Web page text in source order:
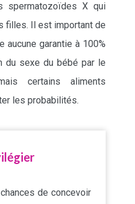
spermatozoïdes X qui
filles. Il est important de
aucune garantie à 100%
du sexe du bébé par le
certains aliments
les probabilités.
de concevoir